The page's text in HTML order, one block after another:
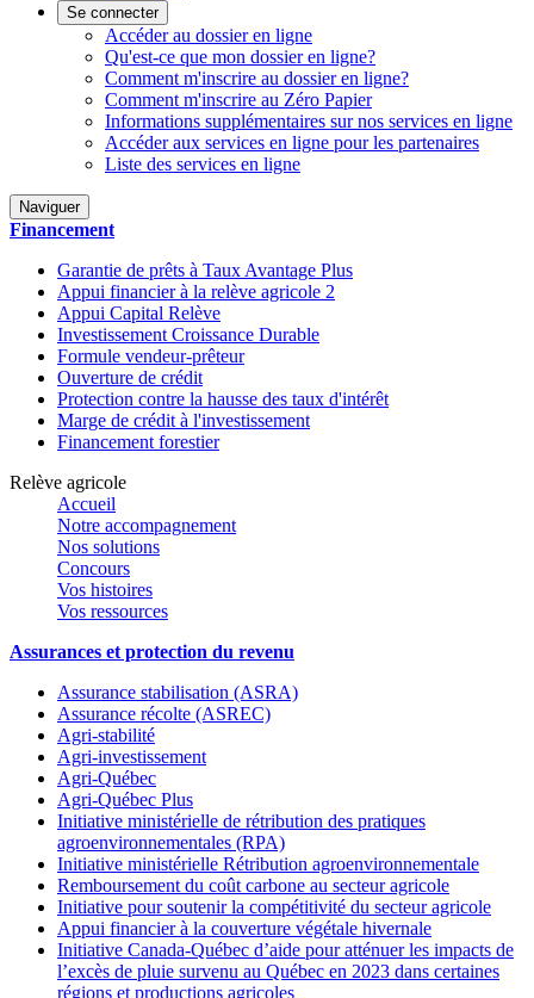
Se connecter
Accéder au dossier en ligne
Qu'est-ce que mon dossier en ligne?
Comment m'inscrire au dossier en ligne?
Comment m'inscrire au Zéro Papier
Informations supplémentaires sur nos services en ligne
Accéder aux services en ligne pour les partenaires
Liste des services en ligne
Naviguer
Financement
Garantie de prêts à Taux Avantage Plus
Appui financier à la relève agricole 2
Appui Capital Relève
Investissement Croissance Durable
Formule vendeur-prêteur
Ouverture de crédit
Protection contre la hausse des taux d'intérêt
Marge de crédit à l'investissement
Financement forestier
Relève agricole
Accueil
Notre accompagnement
Nos solutions
Concours
Vos histoires
Vos ressources
Assurances et protection du revenu
Assurance stabilisation (ASRA)
Assurance récolte (ASREC)
Agri-stabilité
Agri-investissement
Agri-Québec
Agri-Québec Plus
Initiative ministérielle de rétribution des pratiques
agroenvironnementales (RPA)
Initiative ministérielle Rétribution agroenvironnementale
Remboursement du coût carbone au secteur agricole
Initiative pour soutenir la compétitivité du secteur agricole
Appui financier à la couverture végétale hivernale
Initiative Canada-Québec d’aide pour atténuer les impacts de
l’excès de pluie survenu au Québec en 2023 dans certaines
régions et productions agricoles